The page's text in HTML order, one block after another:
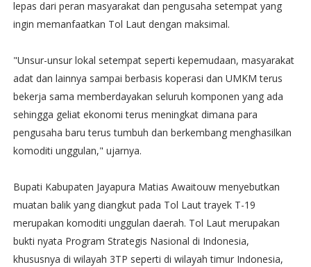
lepas dari peran masyarakat dan pengusaha setempat yang
ingin memanfaatkan Tol Laut dengan maksimal.
"Unsur-unsur lokal setempat seperti kepemudaan, masyarakat
adat dan lainnya sampai berbasis koperasi dan UMKM terus
bekerja sama memberdayakan seluruh komponen yang ada
sehingga geliat ekonomi terus meningkat dimana para
pengusaha baru terus tumbuh dan berkembang menghasilkan
komoditi unggulan," ujarnya.
Bupati Kabupaten Jayapura Matias Awaitouw menyebutkan
muatan balik yang diangkut pada Tol Laut trayek T-19
merupakan komoditi unggulan daerah. Tol Laut merupakan
bukti nyata Program Strategis Nasional di Indonesia,
khususnya di wilayah 3TP seperti di wilayah timur Indonesia,